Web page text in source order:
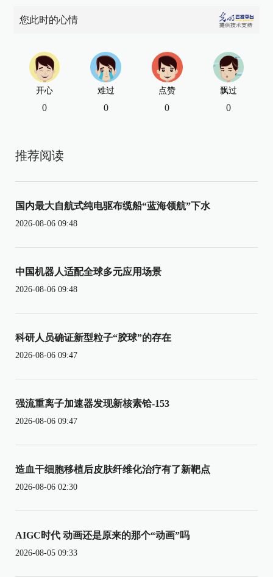
您此时的心情
开心
0
难过
0
点赞
0
飘过
0
推荐阅读
国内最大自航式纯电驱布缆船“蓝海领航”下水
2026-08-06 09:48
中国机器人适配全球多元应用场景
2026-08-06 09:48
科研人员确证新型粒子“胶球”的存在
2026-08-06 09:47
强流重离子加速器发现新核素铪-153
2026-08-06 09:47
造血干细胞移植后皮肤纤维化治疗有了新靶点
2026-08-06 02:30
AIGC时代 动画还是原来的那个“动画”吗
2026-08-05 09:33